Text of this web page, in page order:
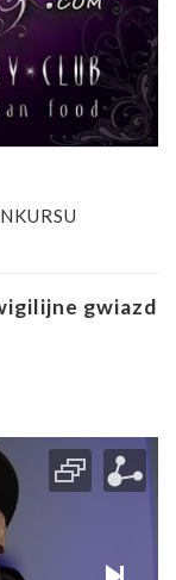
gwiazd